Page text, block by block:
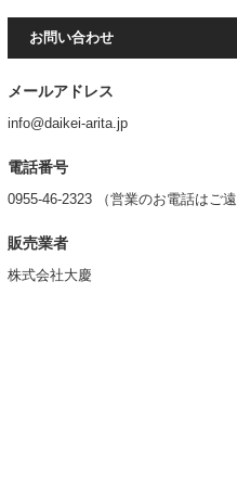
お問い合わせ
メールアドレス
info@daikei-arita.jp
電話番号
0955-46-2323 （営業のお電話はご
販売業者
株式会社大慶